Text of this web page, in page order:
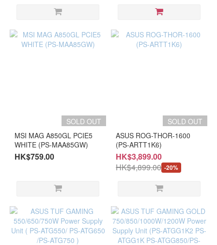
SOLD OUT
MSI MAG A850GL PCIE5
WHITE (PS-MAA85GW)
HK$759.00
SOLD OUT
ASUS ROG-THOR-1600
(PS-ARTT1K6)
HK$3,899.00
HK$4,899.00 -20%